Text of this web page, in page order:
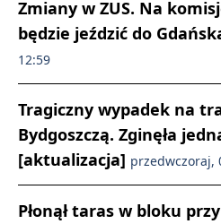
Zmiany w ZUS. Na
będzie jeździć do
12:59
Tragiczny wypadek na
Bydgoszczą. Zginęła
[aktualizacja] przedwczoraj,
Płonął taras w bloku